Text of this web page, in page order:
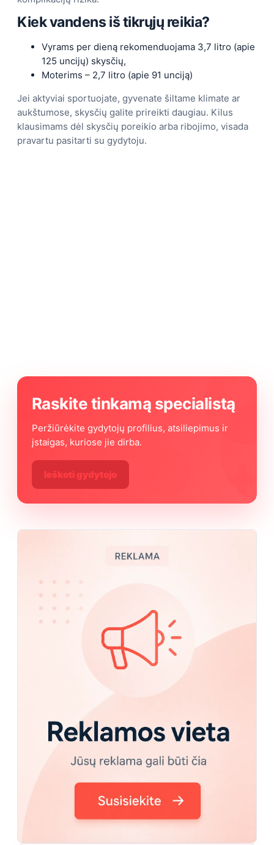
Kiek vandens iš tikrųjų reikia?
Vyrams per dieną rekomenduojama 3,7 litro (apie
125 uncijų) skysčių,
Moterims – 2,7 litro (apie 91 unciją)
Jei aktyviai sportuojate, gyvenate šiltame klimate ar
aukštumose, skysčių galite prireikti daugiau. Kilus
klausimams dėl skysčių poreikio arba ribojimo, visada
pravartu pasitarti su gydytoju.
Raskite tinkamą specialistą
Peržiūrėkite gydytojų profilius, atsiliepimus ir
įstaigas, kuriose jie dirba.
Ieškoti gydytojo